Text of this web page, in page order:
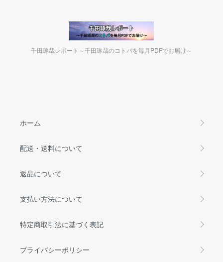
千田琢哉レポート～千田琢哉のコトバを毎月PDFでお届け～
ホーム
配送・送料について
返品について
支払い方法について
特定商取引法に基づく表記
プライバシーポリシー